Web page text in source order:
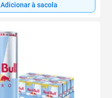
Adicionar à sacola